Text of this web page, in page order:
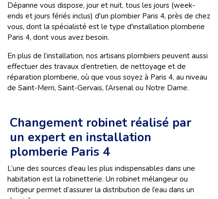
Dépanne vous dispose, jour et nuit, tous les jours (week-
ends et jours fériés inclus) d'un plombier Paris 4, près de chez
vous, dont la spécialisté est le type d'installation plomberie
Paris 4, dont vous avez besoin.
En plus de l’installation, nos artisans plombiers peuvent aussi
effectuer des travaux d’entretien, de nettoyage et de
réparation plomberie, où que vous soyez à Paris 4, au niveau
de Saint-Merri, Saint-Gervais, l’Arsenal ou Notre Dame.
Changement robinet réalisé par
un expert en installation
plomberie Paris 4
L’une des sources d’eau les plus indispensables dans une
habitation est la robinetterie. Un robinet mélangeur ou
mitigeur permet d’assurer la distribution de l’eau dans un